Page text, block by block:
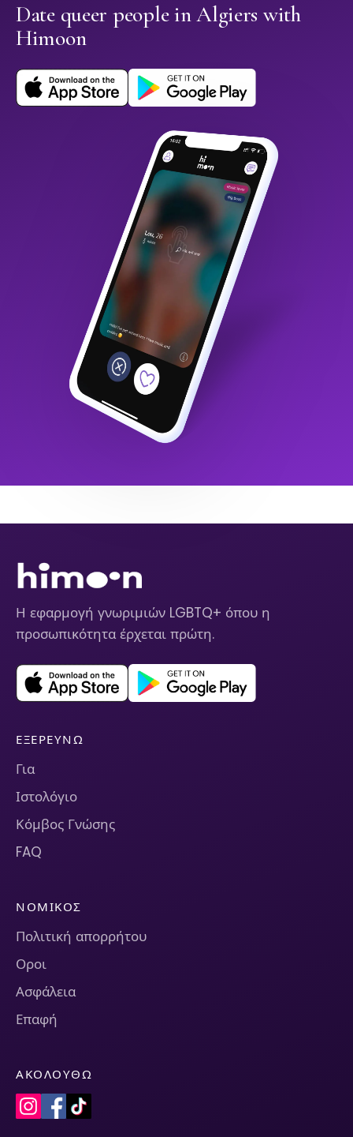
Date queer people in Algiers with
Himoon
Η εφαρμογή γνωριμιών LGBTQ+ όπου η
προσωπικότητα έρχεται πρώτη.
ΕΞΕΡΕΥΝΏ
Για
Ιστολόγιο
Κόμβος Γνώσης
FAQ
ΝΟΜΙΚΌΣ
Πολιτική απορρήτου
Οροι
Ασφάλεια
Επαφή
ΑΚΟΛΟΥΘΏ